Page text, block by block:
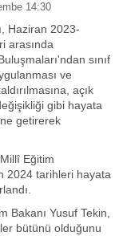
14:30
Haziran 2023-
arasında
sınıf
ve
açık
gibi hayata
getirerek
Eğitim
2024 tarihleri hayata
Bakanı Yusuf Tekin,
bütünü olduğunu